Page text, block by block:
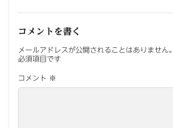
コメントを書く
メールアドレスが公開されることはありません。
必須項目です
コメント ※